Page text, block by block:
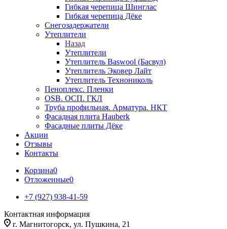
Гибкая черепица Шинглас
Гибкая черепица Дёке
Снегозадержатели
Утеплители
Назад
Утеплители
Утеплитель Baswool (Басвул)
Утеплитель Эковер Лайт
Утеплитель Технониколь
Пеноплекс. Пленки
OSB. ОСП. ГКЛ
Труба профильная. Арматура. НКТ
Фасадная плита Hauberk
Фасадные плиты Дёке
Акции
Отзывы
Контакты
Корзина0
Отложенные0
+7 (927) 938-41-59
Контактная информация
г. Магнитогорск, ул. Пушкина, 21